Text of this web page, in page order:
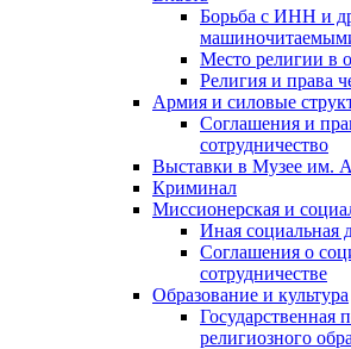
Борьба с ИНН и
Место религии в
Религия и права
Армия и силовые
Соглашения и
сотрудничество
Выставки в Музее им.
Криминал
Миссионерская и
Иная социальная
Соглашения о
сотрудничестве
Образование и культура
Государственная
религиозного